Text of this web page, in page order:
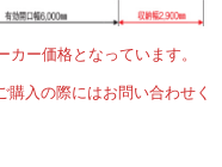
ー価格となっています。
入の際にはお問い合わせく